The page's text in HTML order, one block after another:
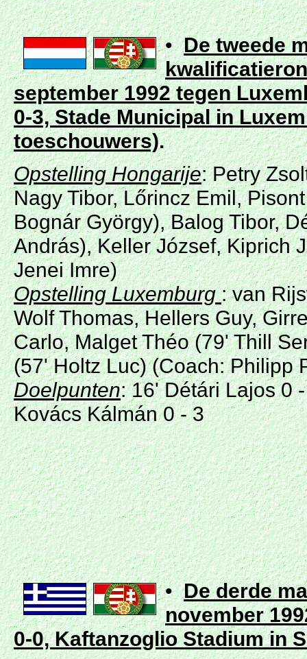
•De tweede
september 1992 tegen
0-3,Stade Municipalin
toeschouwers).
Opstelling Hongarije: Petry
Nagy Tibor, Lőrincz Emil,
Bognár György), Balog Tibor,
András), Keller József, Kiprich
Jenei Imre)
Opstelling Luxemburg: van
Wolf Thomas, Hellers Guy,
Carlo, Malget Théo (79' Thill
(57' Holtz Luc) (Coach: Philipp
Doelpunten: 16' Détári Lajos 0
Kovács Kálmán 0 - 3
•De derde
november
0-0, Kaftanzoglio Stadiumin